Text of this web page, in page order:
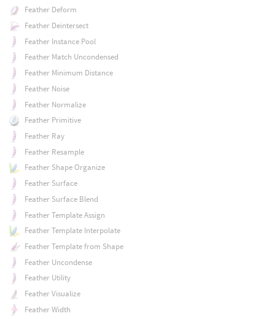
Feather Deform
Feather Deintersect
Feather Instance Pool
Feather Match Uncondensed
Feather Minimum Distance
Feather Noise
Feather Normalize
Feather Primitive
Feather Ray
Feather Resample
Feather Shape Organize
Feather Surface
Feather Surface Blend
Feather Template Assign
Feather Template Interpolate
Feather Template from Shape
Feather Uncondense
Feather Utility
Feather Visualize
Feather Width